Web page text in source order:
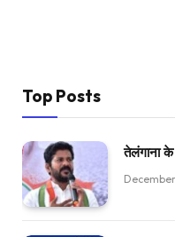
Top Posts
तेलंगाना